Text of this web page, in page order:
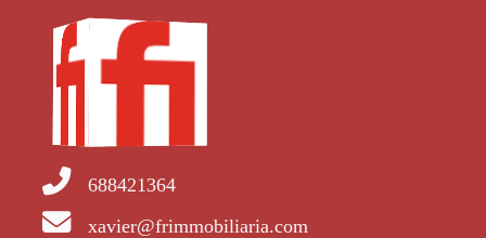
688421364
xavier@frimmobiliaria.com